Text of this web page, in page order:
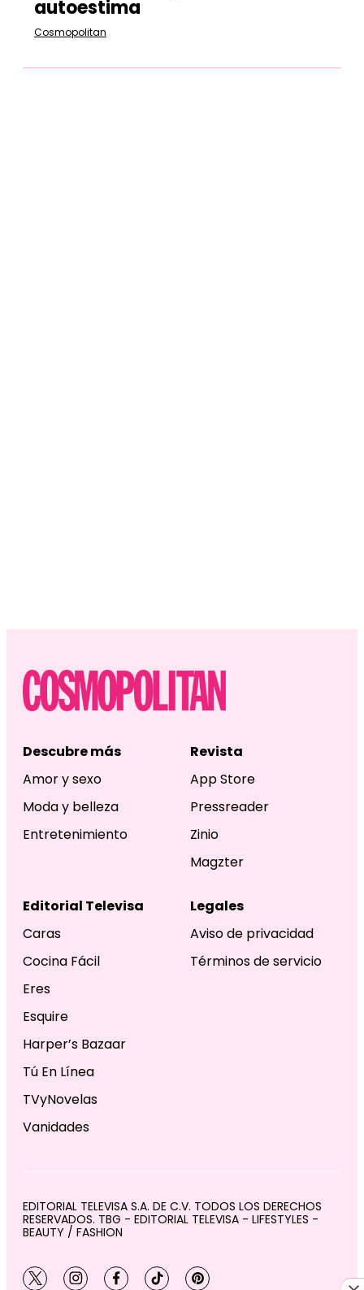
autoestima
Cosmopolitan
Descubre más
Amor y sexo
Moda y belleza
Entretenimiento
Revista
App Store
Pressreader
Zinio
Magzter
Editorial Televisa
Caras
Cocina Fácil
Eres
Esquire
Harper’s Bazaar
Tú En Línea
TVyNovelas
Vanidades
Legales
Aviso de privacidad
Términos de servicio
EDITORIAL TELEVISA S.A. DE C.V. TODOS LOS DERECHOS
RESERVADOS. TBG - EDITORIAL TELEVISA - LIFESTYLES -
BEAUTY / FASHION
twitterinstagram
facebooktiktokpinterest